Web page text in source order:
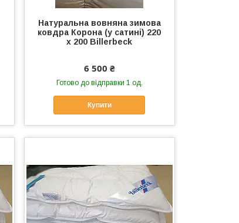
Натуральна вовняна зимова
ковдра Корона (у сатині) 220
х 200 Billerbeck
6 500 ₴
Готово до відправки 1 од.
Купити